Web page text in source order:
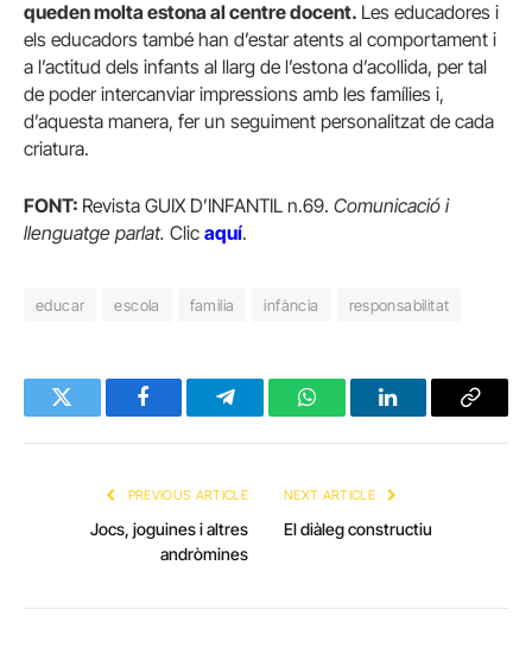
queden molta estona al centre docent. Les educadores i
els educadors també han d’estar atents al comportament i
a l’actitud dels infants al llarg de l’estona d’acollida, per tal
de poder intercanviar impressions amb les famílies i,
d’aquesta manera, fer un seguiment personalitzat de cada
criatura.
FONT: Revista GUIX D’INFANTIL n.69. Comunicació i
llenguatge parlat. Clic aquí.
educar escola familia infància responsabilitat
Twitter FacebookTelegramWhatsAppLinkedInCopy
PREVIOUS ARTICLE
Jocs, joguines i altres
andròmines
NEXT ARTICLE
El diàleg constructiu